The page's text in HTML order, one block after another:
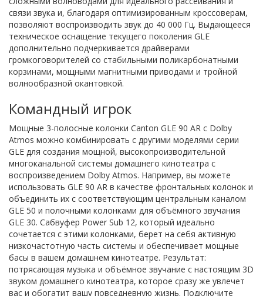
связи звука и, благодаря оптимизированным кроссоверам,
позволяют воспроизводить звук до 40 000 Гц. Выдающееся
техническое оснащение текущего поколения GLE
дополнительно подчеркивается драйверами
громкоговорителей со стабильными поликарбонатными
корзинами, мощными магнитными приводами и тройной
волнообразной окантовкой.
Командный игрок
Мощные 3-полосные колонки Canton GLE 90 AR с Dolby
Atmos можно комбинировать с другими моделями серии
GLE для создания мощной, высокопроизводительной
многоканальной системы домашнего кинотеатра с
воспроизведением Dolby Atmos. Например, вы можете
использовать GLE 90 AR в качестве фронтальных колонок и
объединить их с соответствующим центральным каналом
GLE 50 и полочными колонками для объёмного звучания
GLE 30. Сабвуфер Power Sub 12, который идеально
сочетается с этими колонками, берет на себя активную
низкочастотную часть системы и обеспечивает мощные
басы в вашем домашнем кинотеатре. Результат:
потрясающая музыка и объёмное звучание с настоящим 3D
звуком домашнего кинотеатра, которое сразу же увлечет
вас и обогатит вашу повседневную жизнь. Подключите